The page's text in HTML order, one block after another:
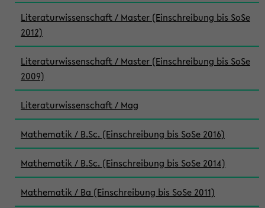
Literaturwissenschaft / Master (Einschreibung bis SoSe
2012)
Literaturwissenschaft / Master (Einschreibung bis SoSe
2009)
Literaturwissenschaft / Mag
Mathematik / B.Sc. (Einschreibung bis SoSe 2016)
Mathematik / B.Sc. (Einschreibung bis SoSe 2014)
Mathematik / Ba (Einschreibung bis SoSe 2011)